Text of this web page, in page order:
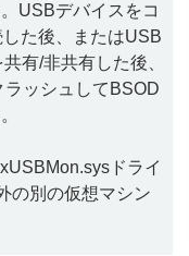
USBデバイスをコ
た後、またはUSB
有/非共有した後、
ッシュしてBSOD
ドライ
の別の仮想マシン